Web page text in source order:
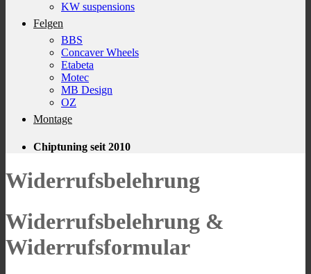
KW suspensions
Felgen
BBS
Concaver Wheels
Etabeta
Motec
MB Design
OZ
Montage
Chiptuning seit 2010
Widerrufsbelehrung
Widerrufsbelehrung &
Widerrufsformular